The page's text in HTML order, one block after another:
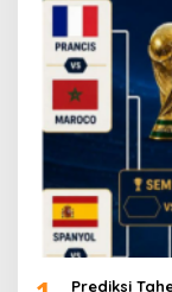
Prediksi